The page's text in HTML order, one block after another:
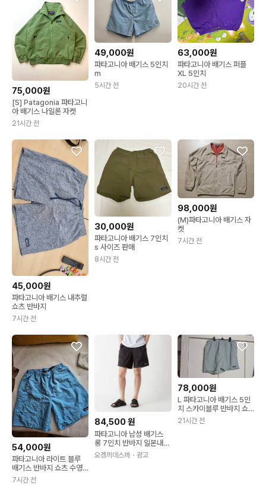
75,000원
[S] Patagonia 파타고니
아 배기스 나일론 자켓
21시간 전
49,000원
파타고니아 배기스 5인치
m
5시간 전
63,000원
파타고니아 배기스 퍼플
XL 5인치
20시간 전
45,000원
파타고니아 배기스 내추럴
쇼츠 반바지
7시간 전
30,000원
파타고니아 배기스 7인치
s 사이즈 판매
8시간 전
98,000원
(M)파타고니아 배기스 자
켓
7시간 전
54,000원
파타고니아 라이트 블루
배기스 반바지 쇼츠 수영
복 수영복 러닝
7시간 전
84,500원
파타고니아 남성 배기스
롱 7인치 반바지 일본내수
상품 10종
오겡끼데스까 ・광고
78,000원
L 파타고니아 배기스 5인
치 스카이블루 반바지 쇼
츠 바지 남성용
21시간 전